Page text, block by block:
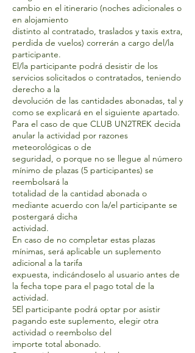
cambio en el itinerario (noches adicionales o
en alojamiento
distinto al contratado, traslados y taxis extra,
perdida de vuelos) correrán a cargo del/la
participante.
El/la participante podrá desistir de los
servicios solicitados o contratados, teniendo
derecho a la
devolución de las cantidades abonadas, tal y
como se explicará en el siguiente apartado.
Para el caso de que CLUB UN2TREK decida
anular la actividad por razones
meteorológicas o de
seguridad, o porque no se llegue al número
mínimo de plazas (5 participantes) se
reembolsará la
totalidad de la cantidad abonada o
mediante acuerdo con la/el participante se
postergará dicha
actividad.
En caso de no completar estas plazas
mínimas, será aplicable un suplemento
adicional a la tarifa
expuesta, indicándoselo al usuario antes de
la fecha tope para el pago total de la
actividad.
5El participante podrá optar por asistir
pagando este suplemento, elegir otra
actividad o reembolso del
importe total abonado.